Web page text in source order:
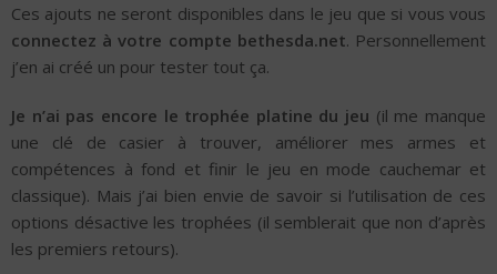
Ces ajouts ne seront disponibles dans le jeu que si vous vous
connectez à votre compte bethesda.net. Personnellement
j’en ai créé un pour tester tout ça.
Je n’ai pas encore le trophée platine du jeu (il me manque
une clé de casier à trouver, améliorer mes armes et
compétences à fond et finir le jeu en mode cauchemar et
classique). Mais j’ai bien envie de savoir si l’utilisation de ces
options désactive les trophées (il semblerait que non d’après
les premiers retours).